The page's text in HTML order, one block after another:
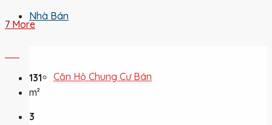
Nhà Bán
Căn Hộ Chung Cư Bán
7 More
131
m²
3